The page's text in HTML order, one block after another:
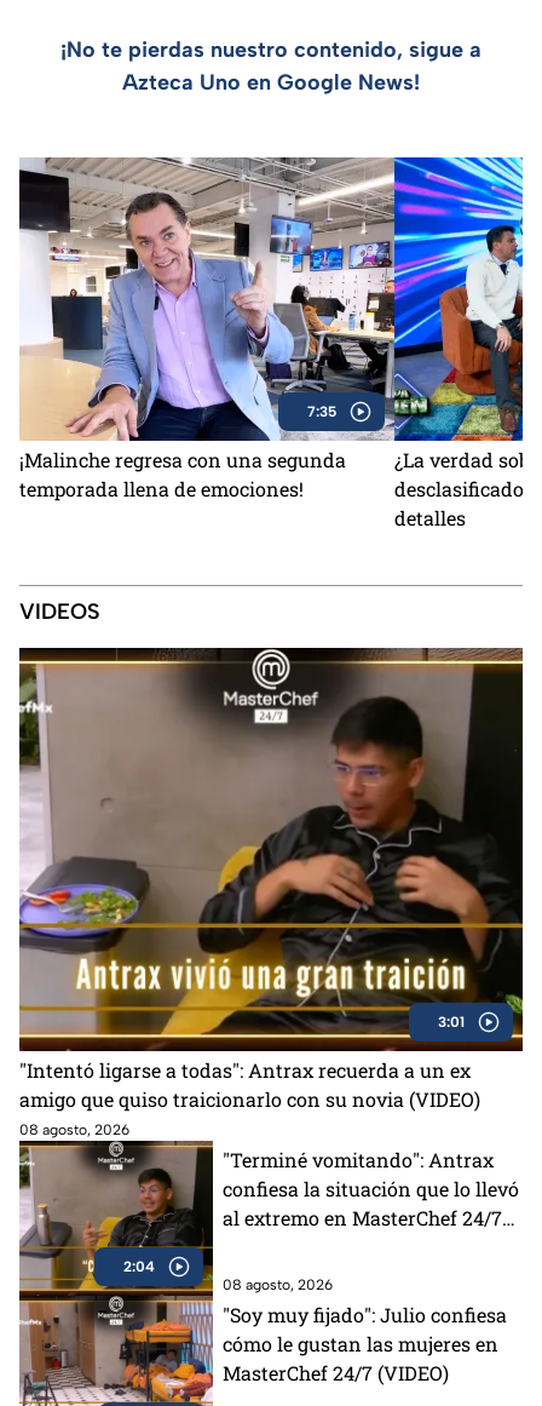
¡No te pierdas nuestro contenido, sigue a
Azteca Uno en Google News!
7:35
¡Malinche regresa con una segunda
temporada llena de emociones!
¿La verdad
detalles
VIDEOS
3:01
"Intentó ligarse a todas": Antrax recuerda a un ex
amigo que quiso traicionarlo con su novia (VIDEO)
08 agosto, 2026
2:04
"Terminé vomitando": Antrax
confiesa la situación que lo llevó
al extremo en MasterChef 24/7
08 agosto, 2026
"Soy muy fijado": Julio confiesa
cómo le gustan las mujeres en
MasterChef 24/7 (VIDEO)